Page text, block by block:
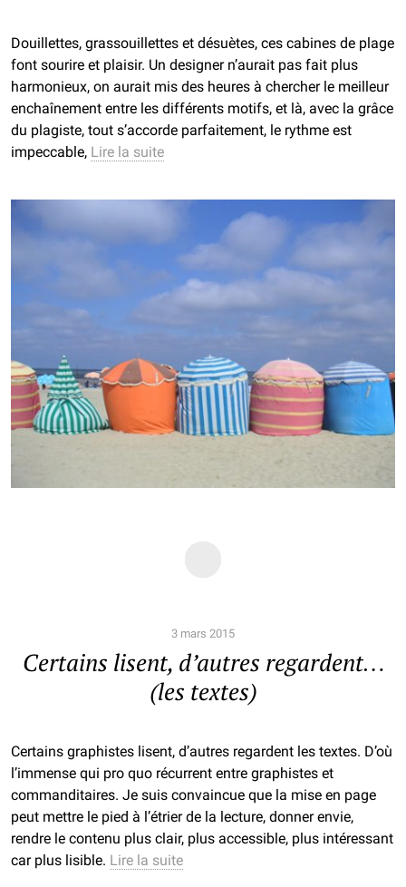
Douillettes, grassouillettes et désuètes, ces cabines de plage
font sourire et plaisir. Un designer n’aurait pas fait plus
harmonieux, on aurait mis des heures à chercher le meilleur
enchaînement entre les différents motifs, et là, avec la grâce
du plagiste, tout s’accorde parfaitement, le rythme est
impeccable, Lire la suite
3 mars 2015
Certains lisent, d’autres regardent…
(les textes)
Certains graphistes lisent, d’autres regardent les textes. D’où
l’immense qui pro quo récurrent entre graphistes et
commanditaires. Je suis convaincue que la mise en page
peut mettre le pied à l’étrier de la lecture, donner envie,
rendre le contenu plus clair, plus accessible, plus intéressant
car plus lisible. Lire la suite